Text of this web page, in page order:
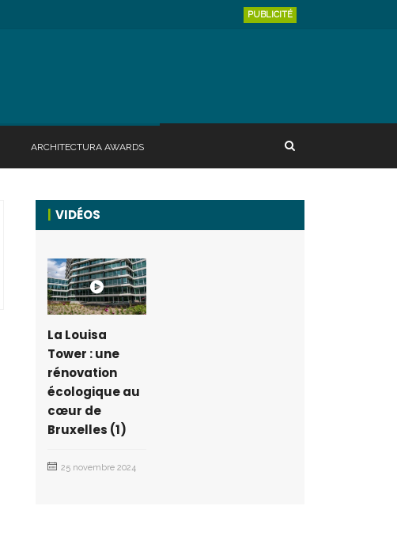
PUBLICITÉ
ARCHITECTURA AWARDS
VIDÉOS
La Louisa
Tower : une
rénovation
écologique au
cœur de
Bruxelles (1)
25 novembre 2024